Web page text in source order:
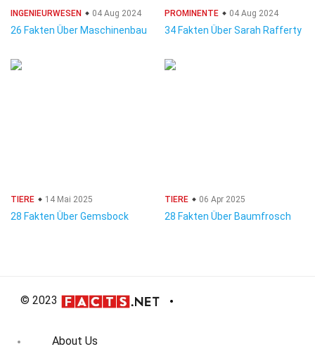
INGENIEURWESEN 04 Aug 2024
26 Fakten Über Maschinenbau
PROMINENTE 04 Aug 2024
34 Fakten Über Sarah Rafferty
TIERE 14 Mai 2025
28 Fakten Über Gemsbock
TIERE 06 Apr 2025
28 Fakten Über Baumfrosch
© 2023
About Us